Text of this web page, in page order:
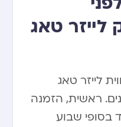
טאג
לייזר טאג
ראשית, הזמנה
בסופי שבוע